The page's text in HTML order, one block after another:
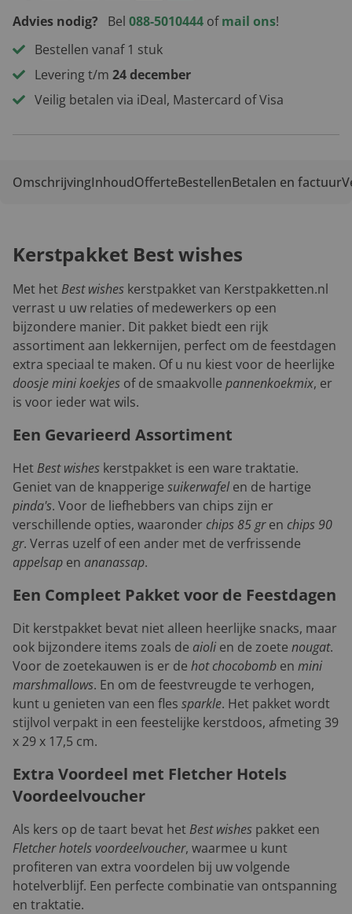
Advies nodig? Bel 088-5010444 ofmail ons!
Bestellen vanaf 1 stuk
Levering t/m 24 december
Veilig betalen via iDeal, Mastercard of Visa
OmschrijvingInhoudOfferteBestellenBetalen en factuur
Kerstpakket Best wishes
Met hetBest wishes kerstpakket van Kerstpakketten.nl
verrast u uw relaties of medewerkers op een
bijzondere manier. Dit pakket biedt een rijk
assortiment aan lekkernijen, perfect om de feestdagen
extra speciaal te maken. Of u nu kiest voor de heerlijke
doosje mini koekjes of de smaakvolle pannenkoekmix, er
is voor ieder wat wils.
Een Gevarieerd Assortiment
HetBest wishes kerstpakket is een ware traktatie.
Geniet van de knapperige suikerwafelen de hartige
pinda's. Voor de liefhebbers van chips zijn er
verschillende opties, waaronder chips 85 gren chips 90
gr. Verras uzelf of een ander met de verfrissende
appelsap en ananassap.
Een Compleet Pakket voor de Feestdagen
Dit kerstpakket bevat niet alleen heerlijke snacks, maar
ook bijzondere items zoals de aioli en de zoete nougat.
Voor de zoetekauwen is er de hot chocobomb en mini
marshmallows. En om de feestvreugde te verhogen,
kunt u genieten van een fles sparkle. Het pakket wordt
stijlvol verpakt in een feestelijke kerstdoos, afmeting 39
x 29 x 17,5 cm.
Extra Voordeel met Fletcher Hotels
Voordeelvoucher
Als kers op de taart bevat hetBest wishes pakket een
Fletcher hotels voordeelvoucher, waarmee u kunt
profiteren van extra voordelen bij uw volgende
hotelverblijf. Een perfecte combinatie van ontspanning
en traktatie.